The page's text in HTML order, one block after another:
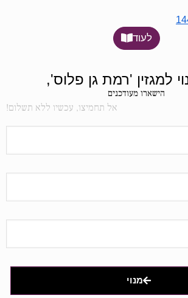
לעוד
למגזין 'רמת גן פלוס',
הישארו מעודכנים
אל תחמיצו, עכשיו ללא תשלום!
מנוי